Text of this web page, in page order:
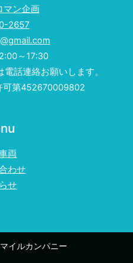
マン企画
2657
～17:30
話連絡お願いします。
可第452670009802
両
わせ
せ
イルカンパニー